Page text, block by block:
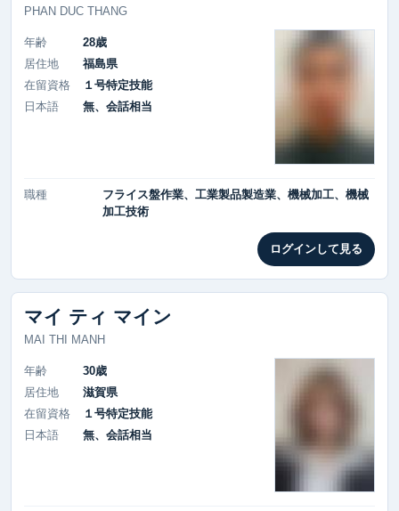
PHAN DUC THANG
年齢
28歳
居住地
福島県
在留資格
１号特定技能
日本語
無、会話相当
職種
フライス盤作業、工業製品製造業、機械加工、機械
加工技術
ログインして見る
マイ ティ マイン
MAI THI MANH
年齢
30歳
居住地
滋賀県
在留資格
１号特定技能
日本語
無、会話相当